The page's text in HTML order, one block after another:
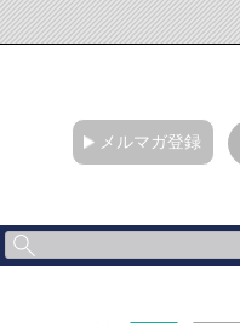
メルマガ登録